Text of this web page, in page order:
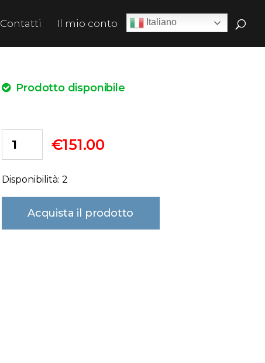
Contatti Il mio conto
Prodotto disponibile
€151.00
Disponibilità: 2
Acquista il prodotto
Italiano